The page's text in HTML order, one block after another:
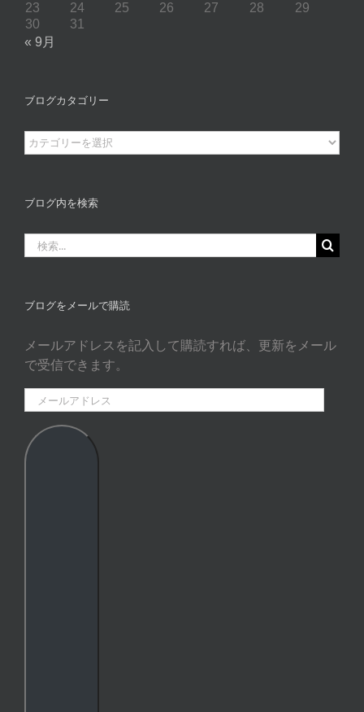
23
24 25 26 27 28
29
30
31
« 9月
ブログカタゴリー
ブ
ロ
カ
ゴ
リ
ブログ内を検索
索
ブログをメールで購読
メールアドレスを記入して購読すれば、更新をメール
で受信できます。
ー
ル
ア